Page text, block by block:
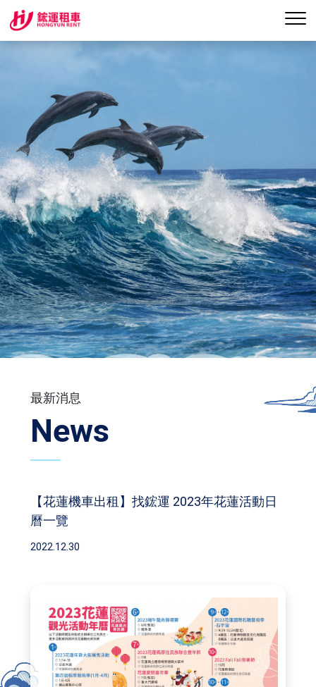
最新消息
News
【花蓮機車出租】找鋐運 2023年花蓮活動日
曆一覽
2022.12.30